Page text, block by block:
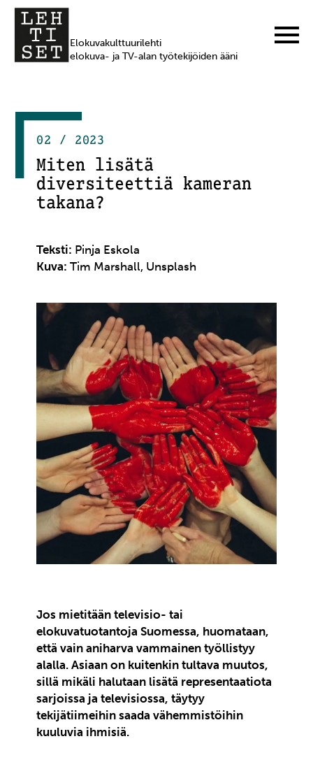
Elokuvakulttuurilehti
elokuva- ja TV-alan työtekijöiden ääni
02 / 2023
Miten lisätä
diversiteettiä kameran
takana?
Teksti: Pinja Eskola
Kuva:Tim Marshall, Unsplash
Jos mietitään televisio- tai
elokuvatuotantoja Suomessa, huomataan,
että vain aniharva vammainen työllistyy
alalla. Asiaan on kuitenkin tultava muutos,
sillä mikäli halutaan lisätä representaatiota
sarjoissa ja televisiossa, täytyy
tekijätiimeihin saada vähemmistöihin
kuuluvia ihmisiä.